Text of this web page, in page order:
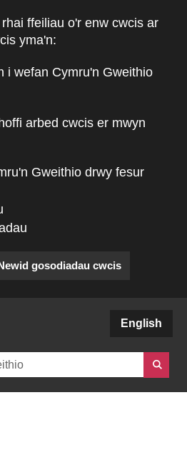
ffeiliau o'r enw cwcis ar
yma'n:
i wefan Cymru'n Gweithio
arbed cwcis er mwyn
Gweithio drwy fesur
Newid gosodiadau cwcis
English